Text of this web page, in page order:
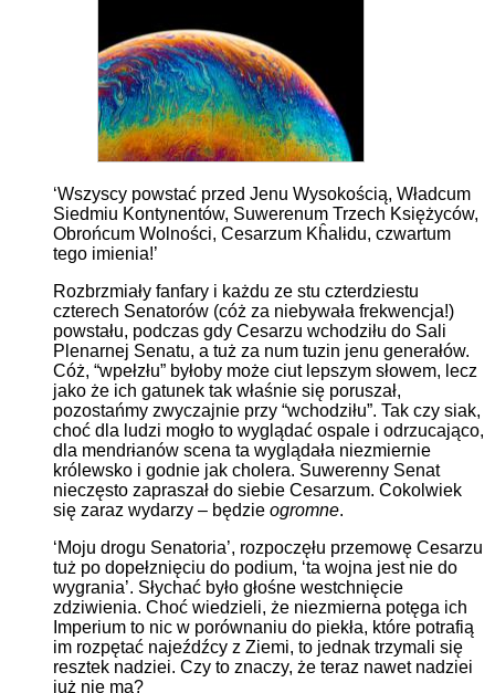
‘Wszyscy powstać przed Jenu Wysokością, Władcum
Siedmiu Kontynentów, Suwerenum Trzech Księżyców,
Obrońcum Wolności, Cesarzum Kĥalɨdu, czwartum
tego imienia!’
Rozbrzmiały fanfary i każdu ze stu czterdziestu
czterech Senatorów (cóż za niebywała frekwencja!)
powstału, podczas gdy Cesarzu wchodziłu do Sali
Plenarnej Senatu, a tuż za num tuzin jenu generałów.
Cóż, “wpełzłu” byłoby może ciut lepszym słowem, lecz
jako że ich gatunek tak właśnie się poruszał,
pozostańmy zwyczajnie przy “wchodziłu”. Tak czy siak,
choć dla ludzi mogło to wyglądać ospale i odrzucająco,
dla mendrɨanów scena ta wyglądała niezmiernie
królewsko i godnie jak cholera. Suwerenny Senat
nieczęsto zapraszał do siebie Cesarzum. Cokolwiek
się zaraz wydarzy – będzie ogromne.
‘Moju drogu Senatoria’, rozpoczęłu przemowę Cesarzu
tuż po dopełznięciu do podium, ‘ta wojna jest nie do
wygrania’. Słychać było głośne westchnięcie
zdziwienia. Choć wiedzieli, że niezmierna potęga ich
Imperium to nic w porównaniu do piekła, które potrafią
im rozpętać najeźdźcy z Ziemi, to jednak trzymali się
resztek nadziei. Czy to znaczy, że teraz nawet nadziei
już nie ma?